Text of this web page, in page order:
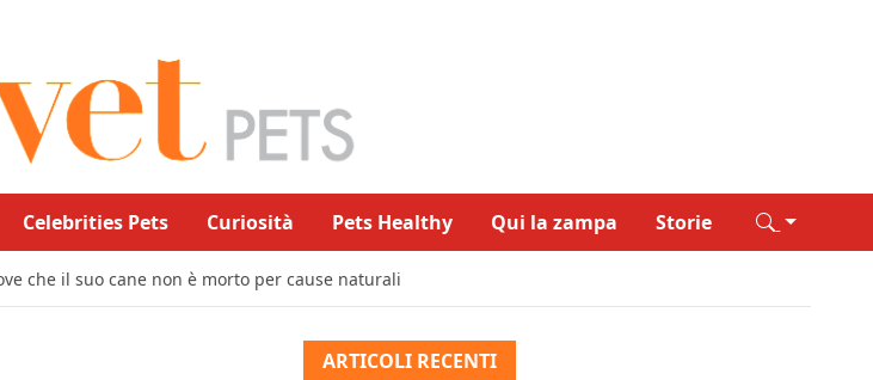
Celebrities Pets Curiosità Pets Healthy Qui la zampa Storie
che il suo cane non è morto per cause naturali
ARTICOLI RECENTI